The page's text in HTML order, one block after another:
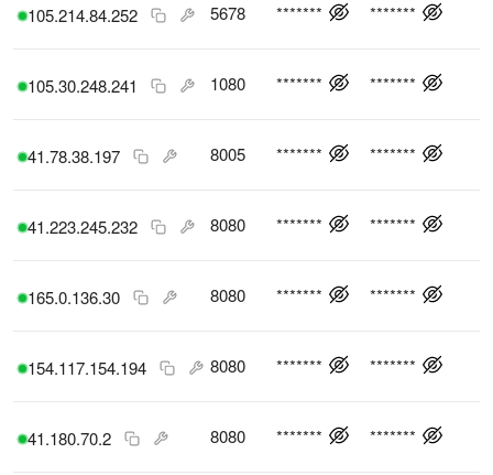
105.214.84.252 5678 ******* *******
105.30.248.241 1080 ******* *******
41.78.38.197 8005 ******* *******
41.223.245.232 8080 ******* *******
165.0.136.30 8080 ******* *******
154.117.154.194 8080 ******* *******
41.180.70.2 8080 ******* *******